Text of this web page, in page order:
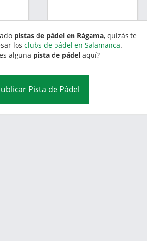
pistas de pádel en Rágama, quizás te
los clubs de pádel en Salamanca.
alguna pista de pádelaquí?
Pista de Pádel